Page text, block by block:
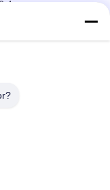
Alternador com 7
PULLEY para